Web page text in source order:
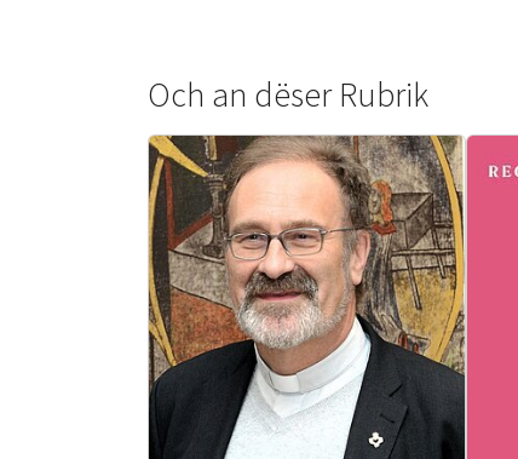
Och an dëser Rubrik